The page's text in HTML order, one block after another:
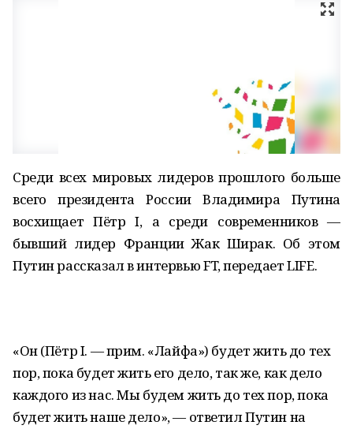
Среди всех мировых лидеров прошлого больше
всего президента России Владимира Путина
восхищает Пётр I, а среди современников —
бывший лидер Франции Жак Ширак. Об этом
Путин рассказал в интервью FT, передает LIFE.
«Он (Пётр I. — прим. «Лайфа») будет жить до тех
пор, пока будет жить его дело, так же, как дело
каждого из нас. Мы будем жить до тех пор, пока
будет жить наше дело», — ответил Путин на